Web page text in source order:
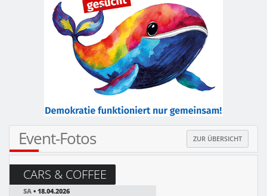
Event-Fotos ZUR ÜBERSICHT
CARS & COFFEE
SA • 18.04.2026